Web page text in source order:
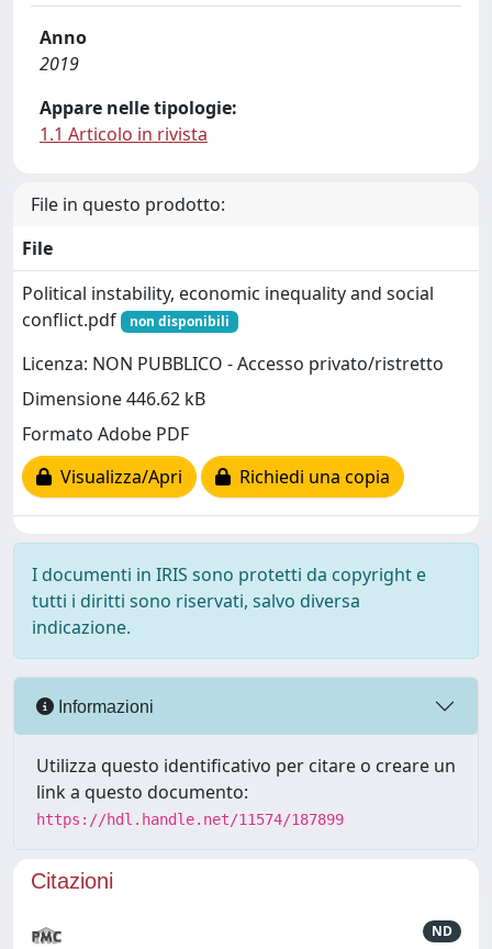
Anno
2019
Appare nelle tipologie:
1.1 Articolo in rivista
File in questo prodotto:
File
Political instability, economic inequality and social
conflict.pdf
non disponibili
Licenza: NON PUBBLICO - Accesso privato/ristretto
Dimensione 446.62 kB
Formato Adobe PDF
Visualizza/Apri
Richiedi una copia
I documenti in IRIS sono protetti da copyright e
tutti i diritti sono riservati, salvo diversa
indicazione.
Informazioni
Utilizza questo identificativo per citare o creare un
link a questo documento:
https://hdl.handle.net/11574/187899
Citazioni
ND